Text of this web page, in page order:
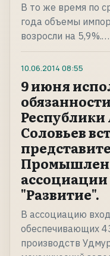
В то же время по
года объемы
возросли на 5,9%.…
10.06.2014 08:55
9 июня
Соловьев
"Развитие".
В ассоциацию
обеспечивающих
производств